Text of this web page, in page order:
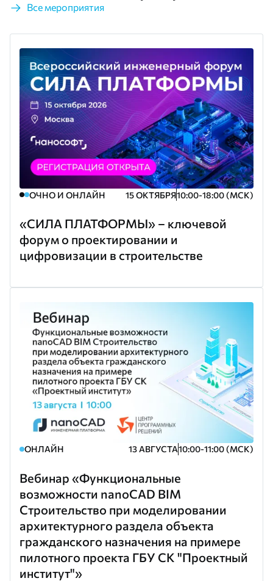
Все мероприятия
ОЧНО И ОНЛАЙН 15 ОКТЯБРЯ10:00-18:00 (МСК)
«СИЛА ПЛАТФОРМЫ» – ключевой
форум о проектировании и
цифровизации в строительстве
ОНЛАЙН 13 АВГУСТА10:00-11:00 (МСК)
Вебинар «Функциональные
возможности nanoCAD BIM
Строительство при моделировании
архитектурного раздела объекта
гражданского назначения на примере
пилотного проекта ГБУ СК "Проектный
институт"»